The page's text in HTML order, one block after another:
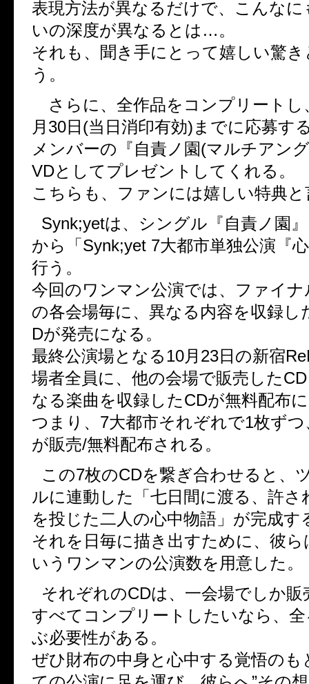
表現方法が異なるだけで、こんなに
いの深度が異なるとは…。
それも、聞き手にとって嬉しい驚
う。
さらに、全作品をコンプリートし
月30日(当日消印有効)までに応募す
メンバーの『自責ノ園(マルチアン
VDとしてプレゼントしてくれる。
こちらも、ファンには嬉しい特典
Synk;yetは、シングル『自責ノ園
から「Synk;yet 7大都市単独公演『
行う。
今回のワンマン公演では、ファイナ
の各会場毎に、異なる内容を収録し
Dが発売になる。
最終公演場となる10月23日の新宿
場者全員に、他の会場で販売した
なる楽曲を収録したCDが無料配布
つまり、7大都市それぞれで1枚ずつ
が販売/無料配布される。
この7枚のCDを繋ぎ合わせると、
ルに連動した「七日間に渡る、許さ
を投じた二人の心中物語」が完成す
それを日毎に描き出すために、彼ら
いうワンマンの公演数を用意した。
それぞれのCDは、一会場でしか販
すべてコンプリートしたいなら、
ぶ必要性がある。
ぜひ財布の中身と心中する覚悟のも